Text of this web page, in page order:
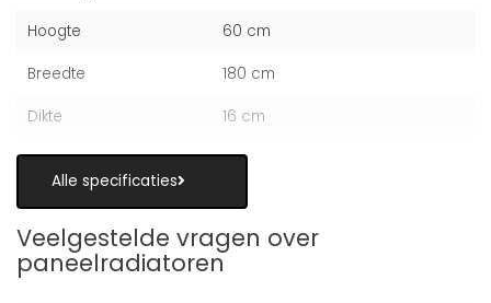
Hoogte 60 cm
Breedte 180 cm
Dikte 16 cm
Alle specificaties
Veelgestelde vragen over
paneelradiatoren